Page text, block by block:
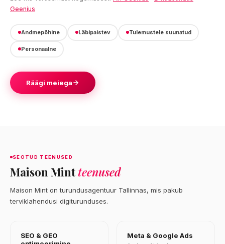
Geenius
Andmepõhine Läbipaistev Tulemustele suunatud
Personaalne
Räägi meiega
SEOTUD TEENUSED
Maison Mintteenused
Maison Mint on turundusagentuur Tallinnas, mis pakub
terviklahendusi digiturunduses.
SEO & GEO
Meta & Google Ads